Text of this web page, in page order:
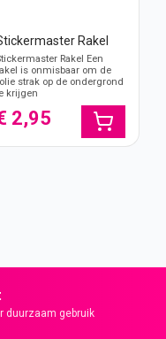
Rakel
Rakel Een
is onmisbaar om de
strak op de ondergrond
krijgen
2,95
duurzaam gebruik